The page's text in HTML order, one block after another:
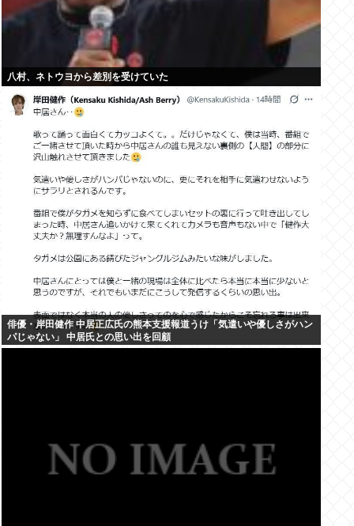
八村、ネトウヨから差別を受けていた
俳優・岸田健作 中居正広氏の熊本支援報道うけ「気遣いや優しさがハン
パじゃない」 中居氏との思い出を回顧